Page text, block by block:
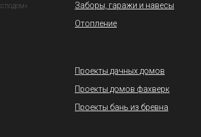
Заборы, гаражи и навесы
Отопление
Проекты дачных домов
Проекты домов фахверк
Проекты бань из бревна